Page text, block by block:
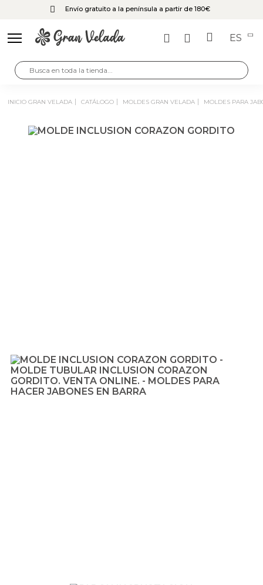
Envío gratuito a la península a partir de 180€
ES
INICIO GRAN VELADA CATÁLOGO MOLDES GRAN VELADA MOLDES PARA